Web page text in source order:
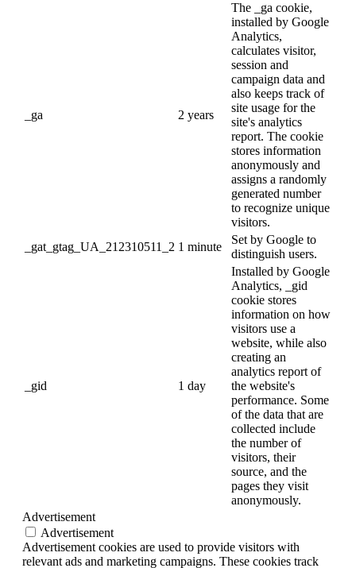
_ga 2 years
The _ga cookie,
installed by Google
Analytics,
calculates visitor,
session and
campaign data and
also keeps track of
site usage for the
site's analytics
report. The cookie
stores information
anonymously and
assigns a randomly
generated number
to recognize unique
visitors.
_gat_gtag_UA_212310511_2 1 minute
Set by Google to
distinguish users.
_gid 1 day
Installed by Google
Analytics, _gid
cookie stores
information on how
visitors use a
website, while also
creating an
analytics report of
the website's
performance. Some
of the data that are
collected include
the number of
visitors, their
source, and the
pages they visit
anonymously.
Advertisement
Advertisement
Advertisement cookies are used to provide visitors with
relevant ads and marketing campaigns. These cookies track